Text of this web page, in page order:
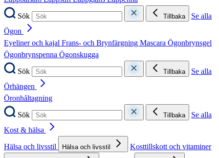
Sök
Tillbaka
Se alla
Ögon
Eyeliner och kajal Frans- och Brynfärgning Mascara Ögonbrynsgel
Ögonbrynspenna Ögonskugga
Sök
Tillbaka
Se alla
Örhängen
Öronhåltagning
Sök
Tillbaka
Se alla
Kost & hälsa
Hälsa och livsstil
Hälsa och livsstil Kosttillskott och vitaminer